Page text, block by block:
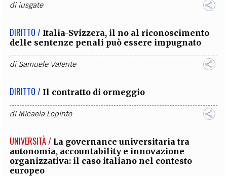
diiusgate
DIRITTO / Italia-Svizzera, il no al riconoscimento
delle sentenze penali può essere impugnato
diSamuele Valente
DIRITTO / Il contratto di ormeggio
diMicaela Lopinto
UNIVERSITÀ / La governance universitaria tra
autonomia, accountability e innovazione
organizzativa: il caso italiano nel contesto
europeo